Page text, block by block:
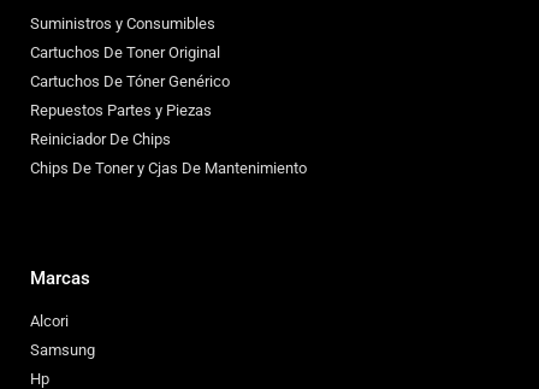
Suministros y Consumibles
Cartuchos De Toner Original
Cartuchos De Tóner Genérico
Repuestos Partes y Piezas
Reiniciador De Chips
Chips De Toner y Cjas De Mantenimiento
Marcas
Alcori
Samsung
Hp